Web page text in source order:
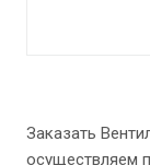
Заказать
осуществляем